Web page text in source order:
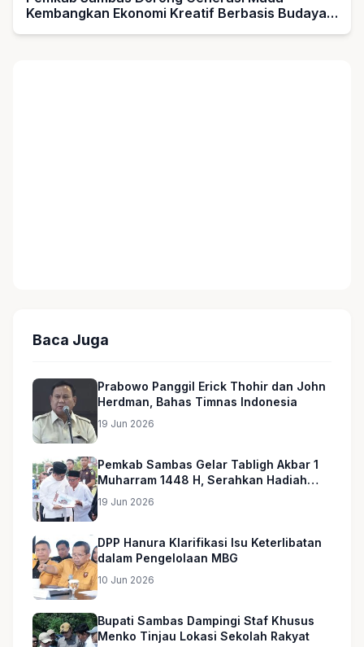
Kembangkan Ekonomi Kreatif Berbasis Budaya
Baca Juga
Prabowo Panggil Erick Thohir dan John
Herdman, Bahas Timnas Indonesia
19 Jun 2026
Pemkab Sambas Gelar Tabligh Akbar 1
Muharram 1448 H, Serahkan Hadiah
Umroh untuk Guru Ngaji dan Imam
19 Jun 2026
DPP Hanura Klarifikasi Isu Keterlibatan
dalam Pengelolaan MBG
10 Jun 2026
Bupati Sambas Dampingi Staf Khusus
Menko Tinjau Lokasi Sekolah Rakyat